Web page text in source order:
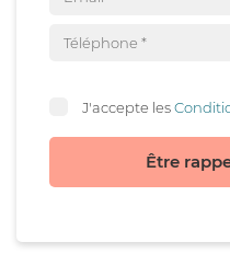
J'accepte les
Être